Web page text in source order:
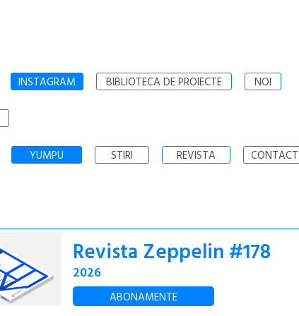
INSTAGRAM BIBLIOTECA DE PROIECTE NOI
YUMPU STIRI REVISTA CONTACT
Revista Zeppelin #178
2026
ABONAMENTE